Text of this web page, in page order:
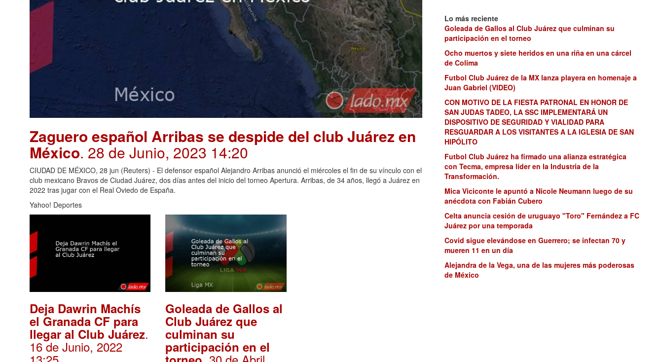
Zaguero español Arribas se despide del club Juárez en
México. 28 de Junio, 2023 14:20
CIUDAD DE MÉXICO, 28 jun (Reuters) - El defensor español Alejandro Arribas anunció el miércoles el fin de su vínculo con el
club mexicano Bravos de Ciudad Juárez, dos días antes del inicio del torneo Apertura. Arribas, de 34 años, llegó a Juárez en
2022 tras jugar con el Real Oviedo de España.
Yahoo! Deportes
Deja Dawrin Machís
el Granada CF para
llegar al Club Juárez.
16 de Junio, 2022
Goleada de Gallos al
Club Juárez que
culminan su
participación en el
Lo más reciente
Goleada de Gallos al Club Juárez que culminan su
participación en el torneo
Ocho muertos y siete heridos en una riña en una cárcel
de Colima
Futbol Club Juárez de la MX lanza playera en homenaje a
Juan Gabriel (VIDEO)
CON MOTIVO DE LA FIESTA PATRONAL EN HONOR DE
SAN JUDAS TADEO, LA SSC IMPLEMENTARÁ UN
DISPOSITIVO DE SEGURIDAD Y VIALIDAD PARA
RESGUARDAR A LOS VISITANTES A LA IGLESIA DE SAN
HIPÓLITO
Futbol Club Juárez ha firmado una alianza estratégica
con Tecma, empresa líder en la Industria de la
Transformación.
Mica Viciconte le apuntó a Nicole Neumann luego de su
anécdota con Fabián Cubero
Celta anuncia cesión de uruguayo "Toro" Fernández a FC
Juárez por una temporada
Covid sigue elevándose en Guerrero; se infectan 70 y
mueren 11 en un día
Alejandra de la Vega, una de las mujeres más poderosas
de México